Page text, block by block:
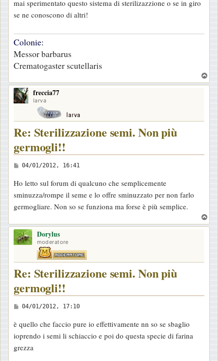
mai sperimentato questo sistema di sterilizazzione o se in giro
se ne conoscono di altri!
Colonie:
Messor barbarus
Crematogaster scutellaris
o
freccia77
larva
Re: Sterilizzazione semi. Non più
germogli!!
M
s
s
a
g
g
i
04/01/2012, 16:41
Ho letto sul forum di qualcuno che semplicemente
sminuzza/rompe il seme e lo offre sminuzzato per non farlo
germogliare. Non so se funziona ma forse è più semplice.
o
Dorylus
moderatore
Re: Sterilizzazione semi. Non più
germogli!!
M
s
s
a
04/01/2012, 17:10
è quello che faccio pure io effettivamente nn so se sbaglio
ioprendo i semi li schiaccio e poi do questa specie di farina
grezza